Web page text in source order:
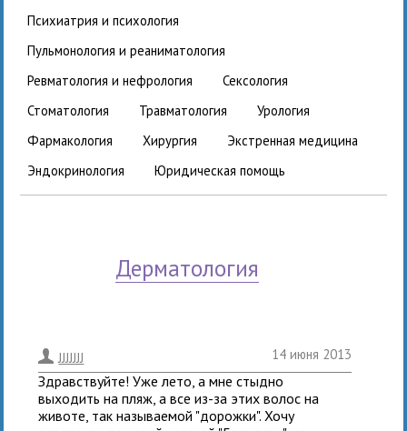
психиатрия и психология
пульмонология и реаниматология
ревматология и нефрология
сексология
стоматология
травматология
урология
фармакология
хирургия
экстренная медицина
эндокринология
юридическая помощь
дерматология
. JJJJJJJ 14 июня 2013
Здравствуйте! Уже лето, а мне стыдно
выходить на пляж, а все из-за этих волос на
животе, так называемой "дорожки". Хочу